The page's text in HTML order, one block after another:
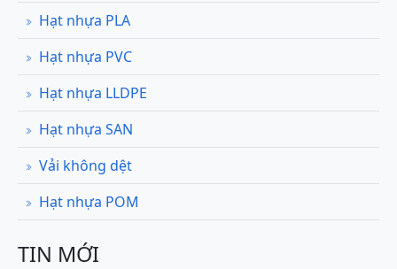
Hạt nhựa PLA
Hạt nhựa PVC
Hạt nhựa LLDPE
Hạt nhựa SAN
Vải không dệt
Hạt nhựa POM
TIN MỚI